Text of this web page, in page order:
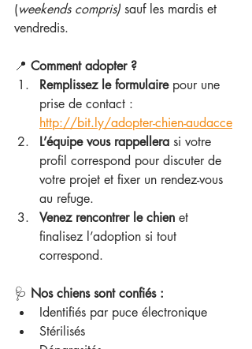
(weekends compris) sauf les mardis et
vendredis.
📍 Comment adopter ?
Remplissez le formulaire pour une
prise de contact :
http://bit.ly/adopter-chien-audacce
L’équipe vous rappellera si votre
profil correspond pour discuter de
votre projet et fixer un rendez-vous
au refuge.
Venez rencontrer le chien et
finalisez l’adoption si tout
correspond.
🩺 Nos chiens sont confiés :
Identifiés par puce électronique
Stérilisés